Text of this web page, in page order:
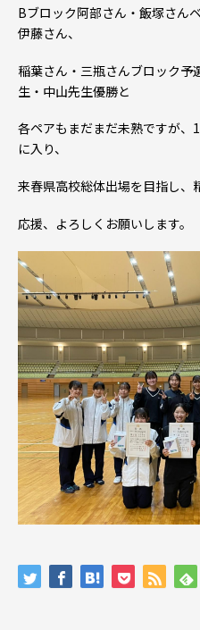
Bブロック阿部さん・飯塚さん
伊藤さん、
稲葉さん・三瓶さんブロック予
生・中山先生優勝と
各ペアもまだまだ未熟ですが、
に入り、
来春県高校総体出場を目指し、
応援、よろしくお願いします。